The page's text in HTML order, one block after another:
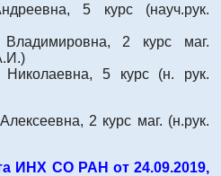
5 курс (науч.рук.
2 курс маг.
Николаевна, 5 курс (н. рук.
2 курс маг. (н.рук.
ИНХ СО РАН от 24.09.2019,